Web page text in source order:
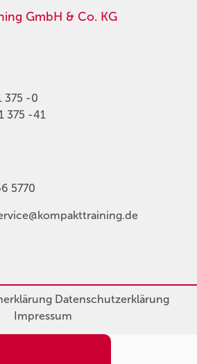
GmbH & Co. KG
375 -0
375 -41
5770
Datenschutzerklärung
Impressum